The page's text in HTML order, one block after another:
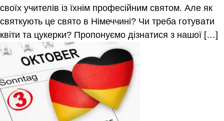
своїх учителів із їхнім професійним святом. Але як
святкують це свято в Німеччині? Чи треба готувати
квіти та цукерки? Пропонуємо дізнатися з нашої […]